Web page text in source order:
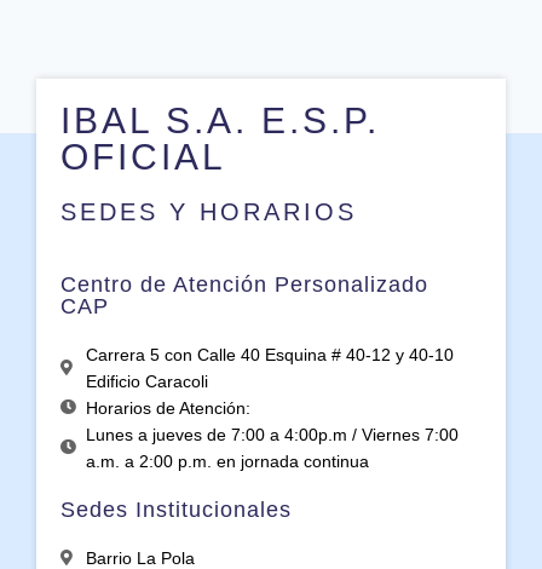
IBAL S.A. E.S.P.
OFICIAL
SEDES Y HORARIOS
Centro de Atención Personalizado
CAP
Carrera 5 con Calle 40 Esquina # 40-12 y 40-10
Edificio Caracoli
Horarios de Atención:
Lunes a jueves de 7:00 a 4:00p.m / Viernes 7:00
a.m. a 2:00 p.m. en jornada continua
Sedes Institucionales
Barrio La Pola